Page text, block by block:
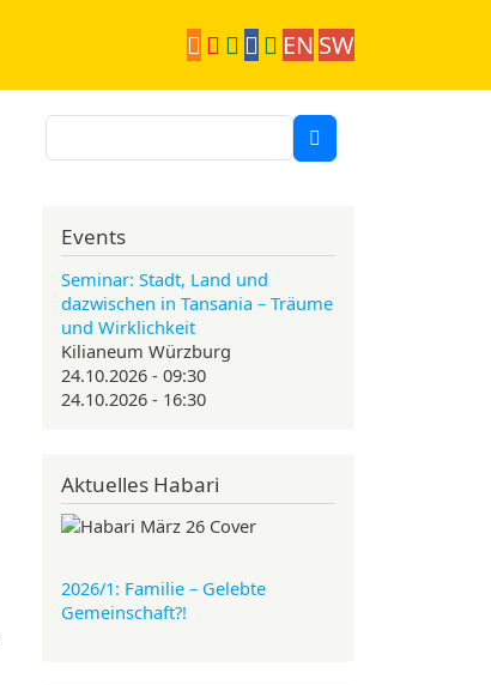
EN SW
Events
Seminar: Stadt, Land und
dazwischen in Tansania – Träume
und Wirklichkeit
Kilianeum Würzburg
24.10.2026 - 09:30
24.10.2026 - 16:30
Aktuelles Habari
2026/1: Familie – Gelebte
Gemeinschaft?!